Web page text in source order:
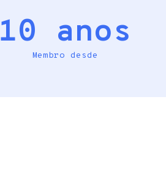
10 anos
Membro desde